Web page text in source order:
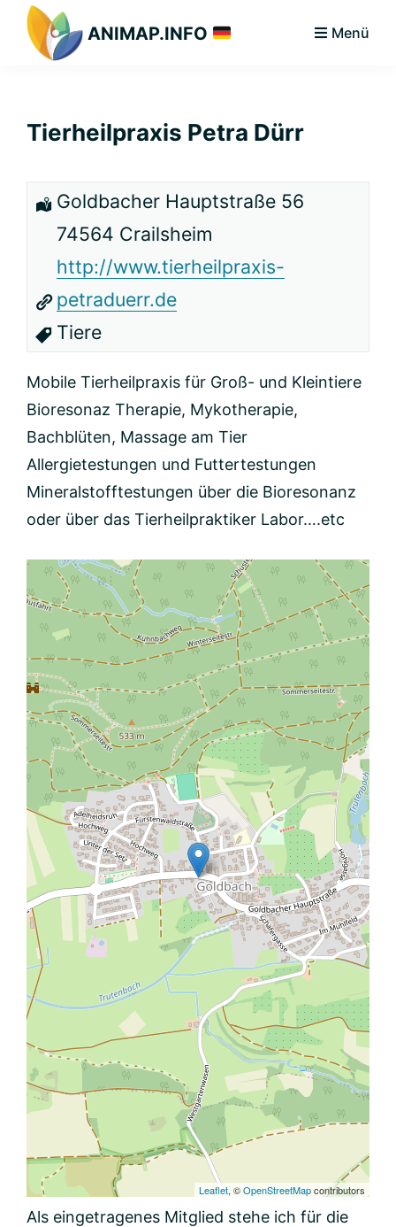
Hauptnavigation
Zum
Hauptinhalt
primären
ANIMAP.INFO
Das
Menü
Tierheilpraxis Petra Dürr
Goldbacher Hauptstraße 56
74564 Crailsheim
http://www.tierheilpraxis-
petraduerr.de
Tiere
Mobile Tierheilpraxis für Groß- und Kleintiere
Bioresonaz Therapie, Mykotherapie,
Bachblüten, Massage am Tier
Allergietestungen und Futtertestungen
Mineralstofftestungen über die Bioresonanz
oder über das Tierheilpraktiker Labor….etc
Leaflet, ©OpenStreetMapcontributors
Als eingetragenes Mitglied stehe ich für die